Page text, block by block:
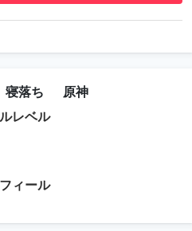
寝落ち
原神
レベル
ィール